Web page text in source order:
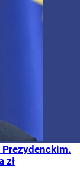
Prezydenckim.
zł